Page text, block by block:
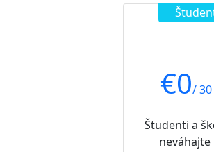
€0/
Študenti a
neváhajte